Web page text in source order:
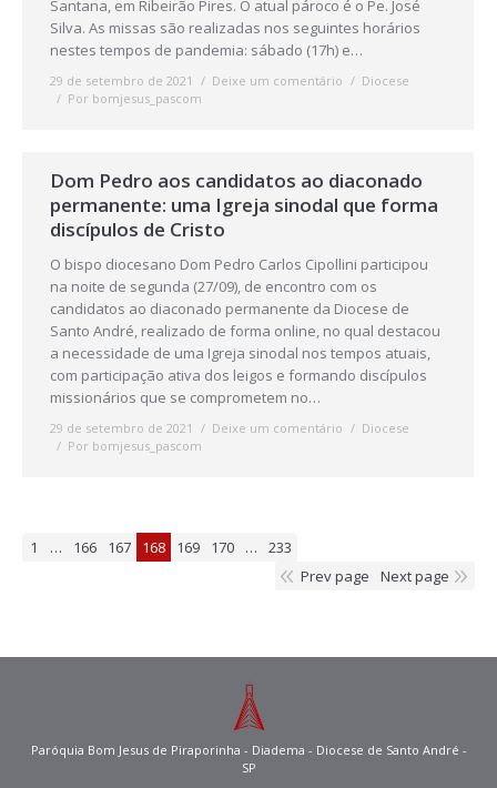
Santana, em Ribeirão Pires. O atual pároco é o Pe. José
Silva. As missas são realizadas nos seguintes horários
nestes tempos de pandemia: sábado (17h) e…
29 de setembro de 2021 Deixe um comentário
Diocese
Por bomjesus_pascom
Dom Pedro aos candidatos ao diaconado
permanente: uma Igreja sinodal que forma
discípulos de Cristo
O bispo diocesano Dom Pedro Carlos Cipollini participou
na noite de segunda (27/09), de encontro com os
candidatos ao diaconado permanente da Diocese de
Santo André, realizado de forma online, no qual destacou
a necessidade de uma Igreja sinodal nos tempos atuais,
com participação ativa dos leigos e formando discípulos
missionários que se comprometem no…
29 de setembro de 2021 Deixe um comentário
Diocese
Por bomjesus_pascom
1 … 166 167 168 169 170 …
233
Prev page
Next page
Paróquia Bom Jesus de Piraporinha - Diadema - Diocese de Santo André -
SP